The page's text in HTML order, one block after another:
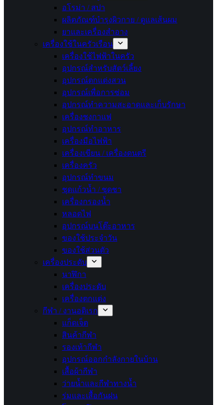
อโรม่า / สปา
ผลิตภัณฑ์บำรุงผิวกาย / ดูแลเส้นผม
ยาและเครื่องสำอาง
เครื่องใช้ในครัวเรือน
เครื่องใช้ไฟฟ้าในครัว
อุปกรณ์สำหรับสัตว์เลี้ยง
อุปกรณ์ตกแต่งสวน
อุปกรณ์เพื่อการซ่อม
อุปกรณ์ทำความสะอาดและเก็บรักษา
เครื่องชงกาแฟ
อุปกรณ์ทำอาหาร
เครื่องมือไฟฟ้า
เครื่องเขียน / เครื่องดนตรี
เครื่องครัว
อุปกรณ์ทำขนม
ชุดแก้วน้ำ / ชุดชา
เครื่องกรองน้ำ
หลอดไฟ
อุปกรณ์บนโต๊ะอาหาร
ของใช้ประจำวัน
ของใช้ส่วนตัว
เครื่องประดับ
นาฬิกา
เครื่องประดับ
เครื่องตกแต่ง
กีฬา / งานอดิเรก
แก็ดเจ็ต
สินค้ากีฬา
รองเท้ากีฬา
อุปกรณ์ออกกำลังกายในบ้าน
เสื้อผ้ากีฬา
ว่ายน้ำและกีฬาทางน้ำ
ร่มและเสื้อกันฝน